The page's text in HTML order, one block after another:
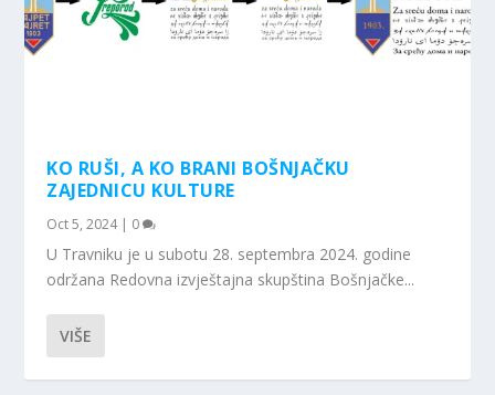
KO RUŠI, A KO BRANI BOŠNJAČKU
ZAJEDNICU KULTURE
Oct 5, 2024| 0
U Travniku je u subotu 28. septembra 2024. godine
održana Redovna izvještajna skupština Bošnjačke...
VIŠE